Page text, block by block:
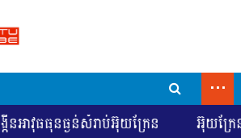
...
ាវុធធុនធ្ងន់សំរាប់អ៊ុយក្រែន អ៊ុយក្រែ